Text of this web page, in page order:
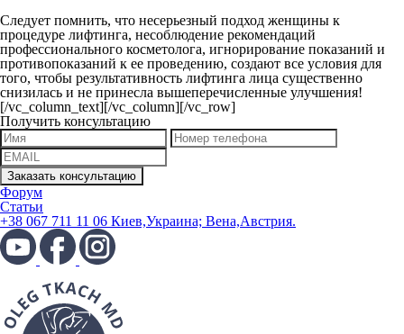
Следует помнить, что несерьезный подход женщины к
процедуре лифтинга, несоблюдение рекомендаций
профессионального косметолога, игнорирование показаний и
противопоказаний к ее проведению, создают все условия для
того, чтобы результативность лифтинга лица существенно
снизилась и не принесла вышеперечисленные улучшения!
[/vc_column_text][/vc_column][/vc_row]
Получить консультацию
Форум
Статьи
+38 067 711 11 06 Киев,Украина; Вена,Австрия.